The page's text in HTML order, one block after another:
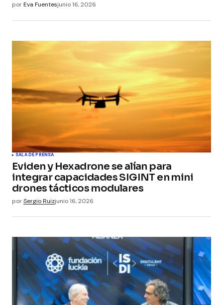
porEva Fuentesjunio 16, 2026
SALA DE PRENSA
Eviden y Hexadrone se alían para
integrar capacidades SIGINT en mini
drones tácticos modulares
porSergio Ruizjunio 16, 2026